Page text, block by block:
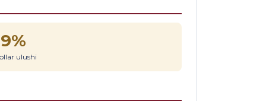
ulushi